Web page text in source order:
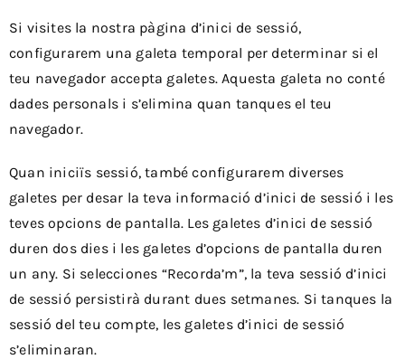
Si visites la nostra pàgina d’inici de sessió,
configurarem una galeta temporal per determinar si el
teu navegador accepta galetes. Aquesta galeta no conté
dades personals i s’elimina quan tanques el teu
navegador.
Quan iniciïs sessió, també configurarem diverses
galetes per desar la teva informació d’inici de sessió i les
teves opcions de pantalla. Les galetes d’inici de sessió
duren dos dies i les galetes d’opcions de pantalla duren
un any. Si selecciones “Recorda’m”, la teva sessió d’inici
de sessió persistirà durant dues setmanes. Si tanques la
sessió del teu compte, les galetes d’inici de sessió
s’eliminaran.